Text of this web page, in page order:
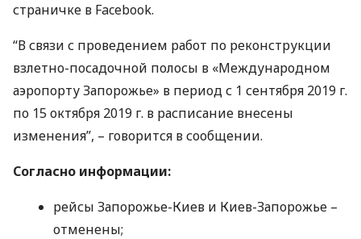
страничке в Facebook.
“В связи с проведением работ по реконструкции
взлетно-посадочной полосы в «Международном
аэропорту Запорожье» в период с 1 сентября 2019 г.
по 15 октября 2019 г. в расписание внесены
изменения”, – говорится в сообщении.
Согласно информации:
рейсы Запорожье-Киев и Киев-Запорожье –
отменены;